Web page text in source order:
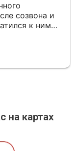
созвона и
к ним
в Испании
до собрать
подали. В
на картах